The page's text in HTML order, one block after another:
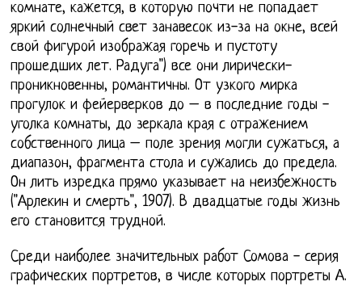
комнате, кажется, в которую почти не попадает
яркий солнечный свет занавесок из-за на окне, всей
свой фигурой изображая горечь и пустоту
прошедших лет. Радуга") все они лирически-
проникновенны, романтичны. От узкого мирка
прогулок и фейерверков до – в последние годы -
уголка комнаты, до зеркала края с отражением
собственного лица – поле зрения могли сужаться, а
диапазон, фрагмента стола и сужались до предела.
Он лить изредка прямо указывает на неизбежность
("Арлекин и смерть", 1907). В двадцатые годы жизнь
его становится трудной.
Среди наиболее значительных работ Сомова - серия
графических портретов, в числе которых портреты А.